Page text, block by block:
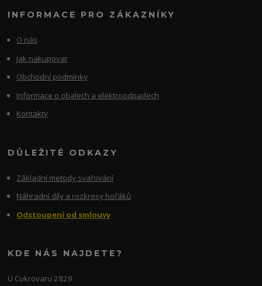
INFORMACE PRO ZÁKAZNÍKY
O nás
Jak nakupovat
Obchodní podmínky
Informace o obalech a elektroodpadech
Kontakty
DŮLEŽITÉ ODKAZY
Základní metody svařování
Náhradní díly a rozkresy hořáků
Odstoupení od smlouvy
KDE NÁS NAJDETE?
U Cukrovaru 2829